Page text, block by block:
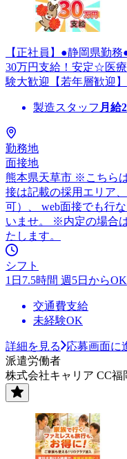
【正社員】●静岡県勤
30万円支給！安定☆医
験大歓迎【若年層歓迎】
製造スタッフ 月給
勤務地
面接地
熊本県天草市 ※こちら
接は記載の採用エリア
可）、 web面接でも行
いませ。 ※内定の場合
たします。
シフト
1日7.5時間 週5日からOK
交通費支給
未経験OK
詳細を見る
応募画面に
派遣労働者
株式会社キャリア CC福